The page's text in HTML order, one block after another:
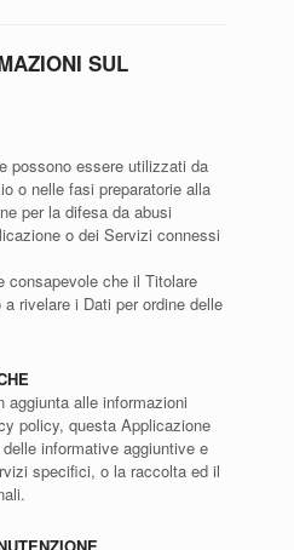
SUL
possono essere utilizzati da
o nelle fasi preparatorie alla
per la difesa da abusi
o dei Servizi connessi
consapevole che il Titolare
rivelare i Dati per ordine delle
aggiunta alle informazioni
policy, questa Applicazione
informative aggiuntive e
specifici, o la raccolta ed il